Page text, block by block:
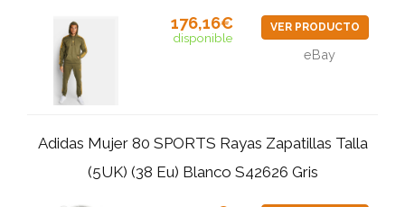
176,16€
disponible
VER PRODUCTO
eBay
Adidas Mujer 80 SPORTS Rayas Zapatillas Talla
(5UK) (38 Eu) Blanco S42626 Gris